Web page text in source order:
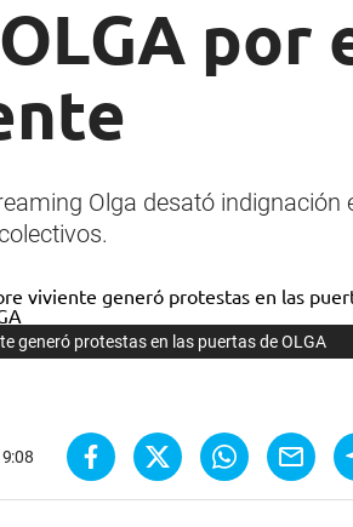
por
Olga desató
generó protestas en las puertas de OLGA